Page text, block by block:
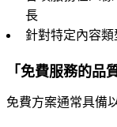
長
針對特定內容
「免費服務的品
免費方案通常具備